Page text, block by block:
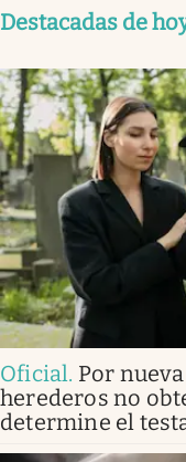
Destacadas de
Oficial. Por
herederos no
determine el